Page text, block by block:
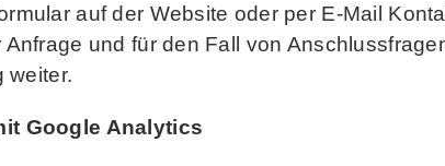
auf der Website oder per E-Mail
Anfrage und für den Fall von
weiter.
Google Analytics